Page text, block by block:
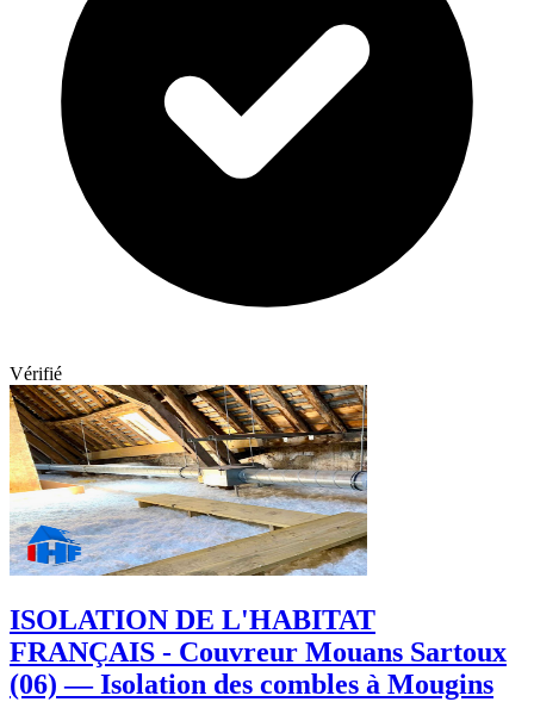
Vérifié
ISOLATION DE L'HABITAT
FRANÇAIS - Couvreur Mouans Sartoux
(06) — Isolation des combles à Mougins